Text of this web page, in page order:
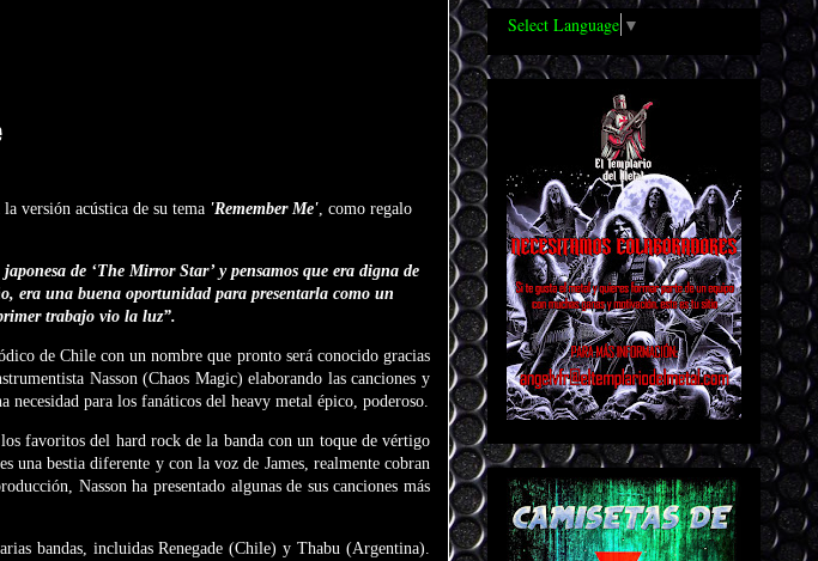
la versión acústica de su tema 'Remember Me', como regalo
de ‘The Mirror Star’ y pensamos que era digna de
era una buena oportunidad para presentarla como un
trabajo vio la luz”.
de Chile con un nombre que pronto será conocido gracias
Nasson (Chaos Magic) elaborando las canciones y
necesidad para los fanáticos del heavy metal épico, poderoso.
favoritos del hard rock de la banda con un toque de vértigo
una bestia diferente y con la voz de James, realmente cobran
Nasson ha presentado algunas de sus canciones más
bandas, incluidas Renegade (Chile) y Thabu (Argentina).
Select Language ▼